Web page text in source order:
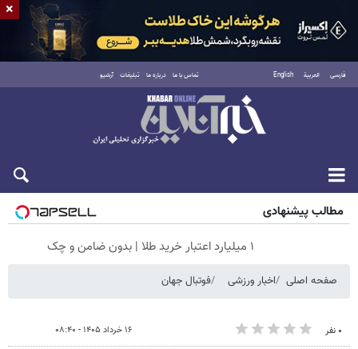
فارسی العربية English تماس با ما درباره ما تبلیغات آرشیو
جمعه ۱۶ مرداد ۱۴۰۵
مطالب پیشنهادی
۱ میلیارد اعتبار خرید طلا | بدون ضامن و چک
صفحه اصلی اخبار ورزشی فوتبال جهان
۰ نفر ۱۶ خرداد ۱۴۰۵ - ۰۸:۴۰
×